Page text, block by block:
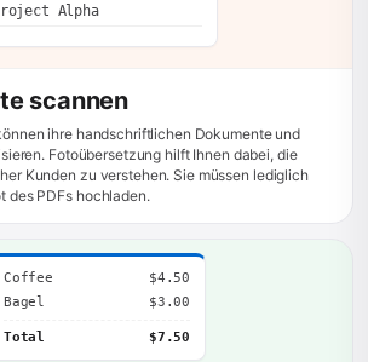
Alpha
scannen
ihre handschriftlichen Dokumente und
Fotoübersetzung hilft Ihnen dabei, die
Kunden zu verstehen. Sie müssen lediglich
des PDFs hochladen.
Coffee
$4.50
Bagel
$3.00
Total $7.50